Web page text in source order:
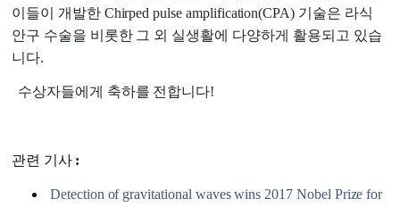
이들이 개발한 Chirped pulse amplification(CPA) 기술은 라식
안구 수술을 비롯한 그 외 실생활에 다양하게 활용되고 있습
니다.
수상자들에게 축하를 전합니다!
관련 기사 :
Detection of gravitational waves wins 2017 Nobel Prize for